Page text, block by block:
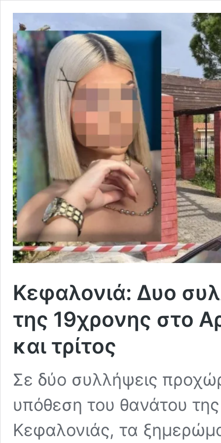
Κεφαλονιά: Δυο
της 19χρονης στο
και τρίτος
Σε δύο συλλήψεις
υπόθεση του θανάτου
Κεφαλονιάς, τα